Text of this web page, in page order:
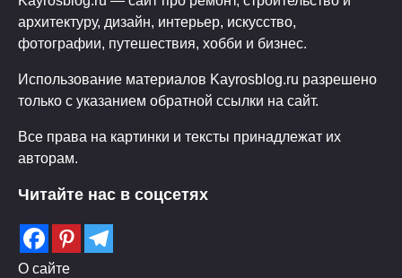
архитектуру, дизайн, интерьер, искусство,
фотографии, путешествия, хобби и бизнес.
Использование материалов Kayrosblog.ru разрешено
только с указанием обратной ссылки на сайт.
Все права на картинки и тексты принадлежат их
авторам.
Читайте нас в соцсетях
О сайте